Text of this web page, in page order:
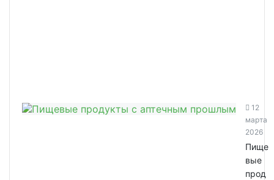
12
марта
2026
Пище
вые
прод